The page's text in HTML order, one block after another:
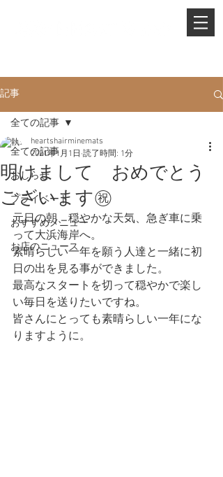
記事
全ての記事
おしらせ
プライベート
おすすめメニュー
お店のニュース
全ての記事
明けまして おめでとう
ございます㊗️
heartshairminemats
2021年1月1日 読了時間: 1分
元日の朝、穏やかな天気、急ぎ車に乗
って大浜海岸へ。
素晴らしい一年を願う人達と一緒に初
日の出を見る事ができました。
最高なスタートを切って穏やかで楽し
い毎日を送りたいですね。
皆さんにとっても素晴らしい一年にな
りますように。